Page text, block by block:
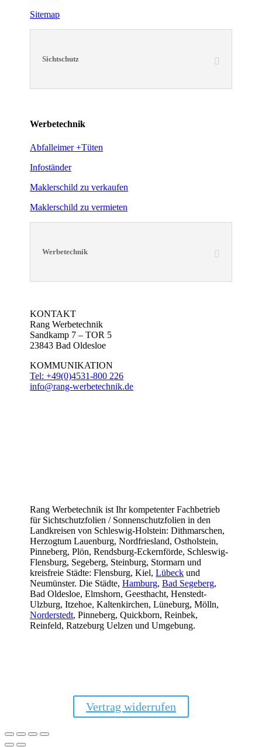
Sitemap
Sichtschutz
Werbetechnik
Abfalleimer +Tüten
Infoständer
Maklerschild zu verkaufen
Maklerschild zu vermieten
Werbetechnik
KONTAKT
Rang Werbetechnik
Sandkamp 7 – TOR 5
23843 Bad Oldesloe
KOMMUNIKATION
Tel: +49(0)4531-800 226
info@rang-werbetechnik.de
Rang Werbetechnik ist Ihr kompetenter Fachbetrieb
für Sichtschutzfolien / Sonnenschutzfolien in den
Landkreisen von Schleswig-Holstein: Dithmarschen,
Herzogtum Lauenburg, Nordfriesland, Ostholstein,
Pinneberg, Plön, Rendsburg-Eckernförde, Schleswig-
Flensburg, Segeberg, Steinburg, Stormarn und
kreisfreie Städte: Flensburg, Kiel,Lübeck und
Neumünster. Die Städte,Hamburg,Bad Segeberg,
Bad Oldesloe, Elmshorn, Geesthacht, Henstedt-
Ulzburg, Itzehoe, Kaltenkirchen, Lüneburg, Mölln,
Norderstedt, Pinneberg, Quickborn, Reinbek,
Reinfeld, Ratzeburg Uelzen und Umgebung.
Vertrag widerrufen